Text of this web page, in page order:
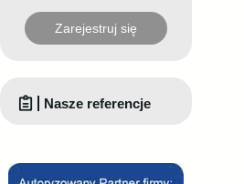
Zarejestruj się
Nasze referencje